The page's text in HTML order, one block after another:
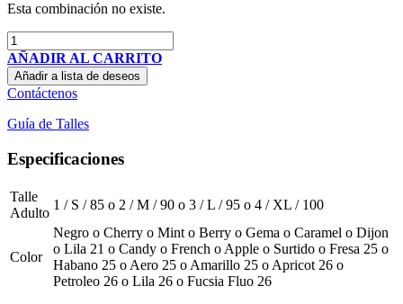
Esta combinación no existe.
AÑADIR AL CARRITO
Añadir a lista de deseos
Contáctenos
Guía de Talles
Especificaciones
Talle
Adulto
1 / S / 85 o 2 / M / 90 o 3 / L / 95 o 4 / XL / 100
Color
Negro o Cherry o Mint o Berry o Gema o Caramel o Dijon
o Lila 21 o Candy o French o Apple o Surtido o Fresa 25 o
Habano 25 o Aero 25 o Amarillo 25 o Apricot 26 o
Petroleo 26 o Lila 26 o Fucsia Fluo 26